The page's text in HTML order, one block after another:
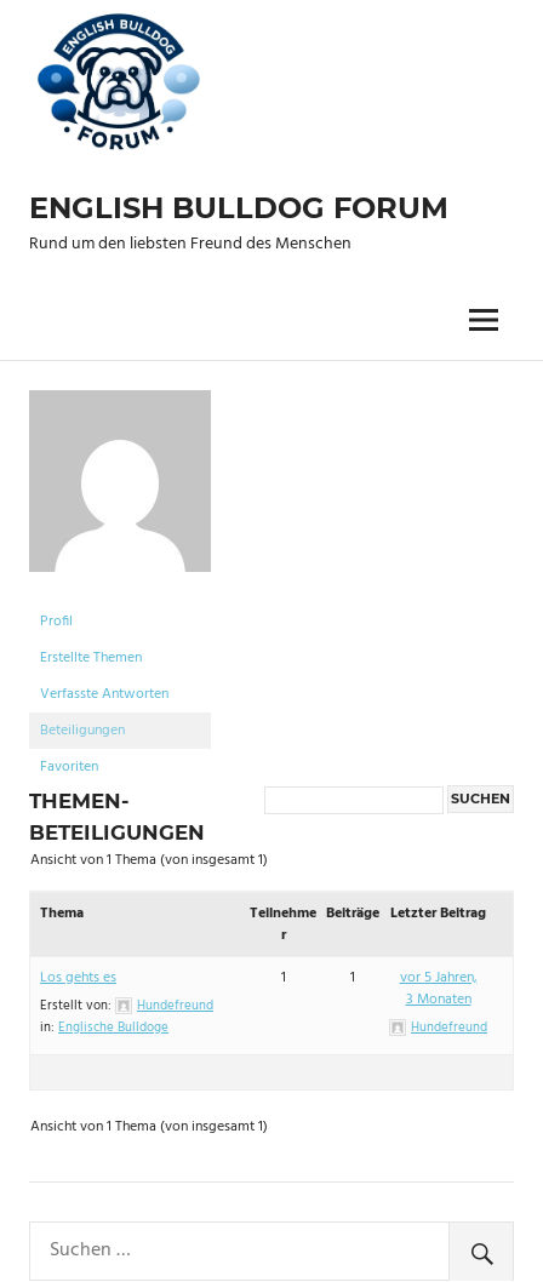
springen
ENGLISH BULLDOG FORUM
Rund um den liebsten Freund des Menschen
Menu
Profil
Erstellte Themen
Verfasste Antworten
Beteiligungen
Favoriten
THEMEN-
BETEILIGUNGEN
Ansicht von 1 Thema (von insgesamt 1)
Thema
Teilnehme
r
Beiträge Letzter Beitrag
Los gehts es
Erstellt von:
Hundefreund
in: Englische Bulldoge
1 1
vor 5 Jahren,
3 Monaten
Hundefreund
Ansicht von 1 Thema (von insgesamt 1)